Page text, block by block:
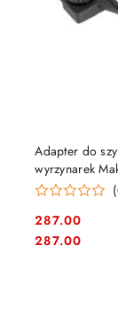
Adapter do
wyrzynarek
Cena:
287.00
Cena:
287.00